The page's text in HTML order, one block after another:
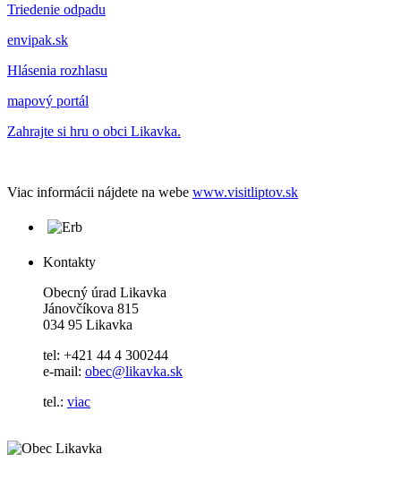
Triedenie odpadu
envipak.sk
Hlásenia rozhlasu
mapový portál
Zahrajte si hru o obci Likavka.
Viac informácii nájdete na webe www.visitliptov.sk
Kontakty
Obecný úrad Likavka
Jánovčíkova 815
034 95 Likavka
tel: +421 44 4 300244
e-mail: obec@likavka.sk
tel.: viac